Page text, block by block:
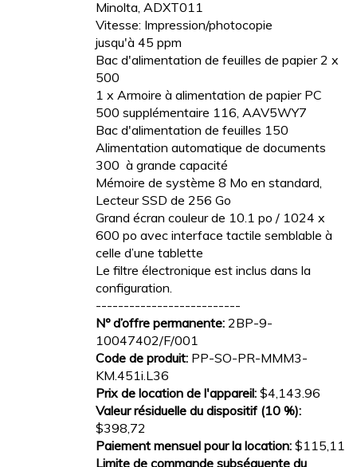
Minolta, ADXT011
Vitesse: Impression/photocopie
jusqu'à 45 ppm
Bac d'alimentation de feuilles de papier 2 x
500
1 x Armoire à alimentation de papier PC
500 supplémentaire 116, AAV5WY7
Bac d'alimentation de feuilles 150
Alimentation automatique de documents
300 à grande capacité
Mémoire de système 8 Mo en standard,
Lecteur SSD de 256 Go
Grand écran couleur de 10.1 po / 1024 x
600 po avec interface tactile semblable à
celle d’une tablette
Le filtre électronique est inclus dans la
configuration.
--------------------------
Nº d’offre permanente: 2BP-9-
10047402/F/001
Code de produit: PP-SO-PR-MMM3-
KM.451i.L36
Prix de location de l'appareil: $4,143.96
Valeur résiduelle du dispositif (10 %):
$398,72
Paiement mensuel pour la location: $115,11
Limite de commande subséquente du